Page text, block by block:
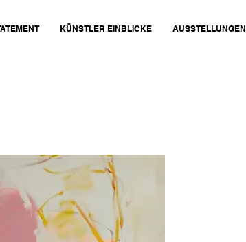
KÜNSTLER EINBLICKE AUSSTELLUNGEN